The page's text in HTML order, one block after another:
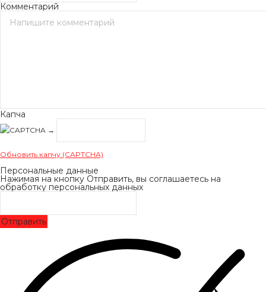
Комментарий
Капча
→
Обновить капчу (CAPTCHA)
Персональные данные
Нажимая на кнопку Отправить, вы соглашаетесь на
обработку персональных данных
Отправить